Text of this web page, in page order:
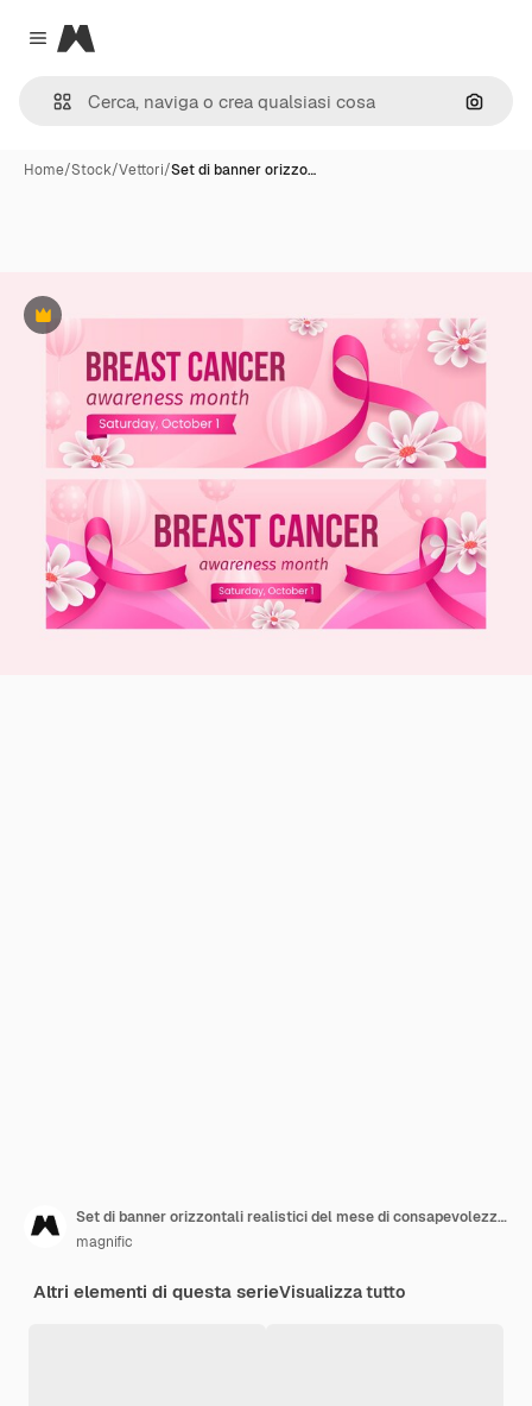
Close menu
Magnific
Cerca
Home/Stock/Vettori/Set di banner orizzo…
Premium
Set di banner orizzontali realistici del mese di consapevolezza del cancro al seno
magnific
Altri elementi di questa serieVisualizza tutto